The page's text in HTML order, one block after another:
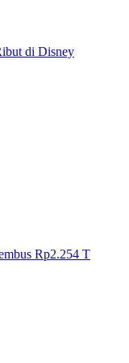
di Disney
Rp2.254 T